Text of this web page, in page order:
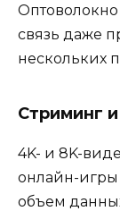
связь даже
нескольких
Стриминг
4K- и 8K-
онлайн-игры
объем